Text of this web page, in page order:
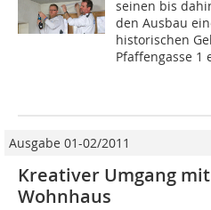
seinen bis
den Ausbau
historischen
Pfaffengasse 1
Ausgabe 01-02/2011
Kreativer Umgang
Wohnhaus